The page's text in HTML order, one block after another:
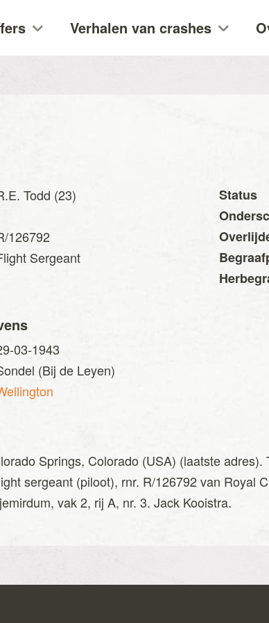
Verhalen van crashes
Todd (23)
126792
Sergeant
Status
03-1943
(Bij de Leyen)
Springs, Colorado (USA) (laatste
sergeant (piloot), rnr. R/126792 van Royal
vak 2, rij A, nr. 3. Jack Kooistra.